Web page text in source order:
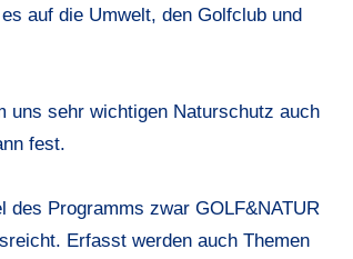
auf die Umwelt, den Golfclub und
uns sehr wichtigen Naturschutz auch
fest.
Programms zwar GOLF&NATUR
Erfasst werden auch Themen